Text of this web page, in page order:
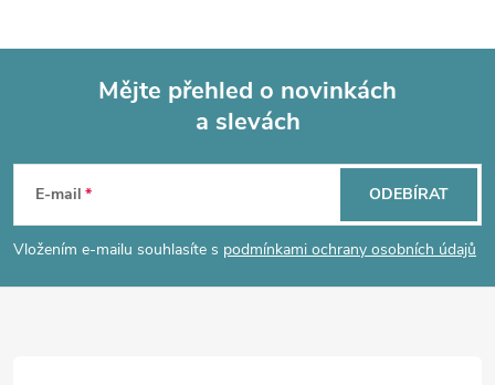
p
a
Mějte přehled o novinkách
a slevách
E-mail
Vložením e-mailu souhlasíte s podmínkami ochrany osobních údajů
ODEBÍRAT